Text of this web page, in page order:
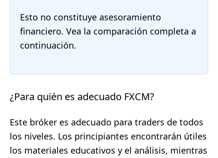
Esto no constituye asesoramiento
financiero. Vea la comparación completa a
continuación.
¿Para quién es adecuado FXCM?
Este bróker es adecuado para traders de todos
los niveles. Los principiantes encontrarán útiles
los materiales educativos y el análisis, mientras